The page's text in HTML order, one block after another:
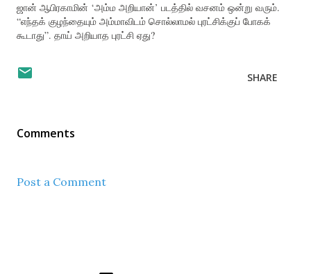
ஜான் ஆபிரகாமின் ‘அம்ம அறியான்’ படத்தில் வசனம் ஒன்று வரும்.
“எந்தக் குழந்தையும் அம்மாவிடம் சொல்லாமல் புரட்சிக்குப் போகக்
கூடாது”. தாய் அறியாத புரட்சி ஏது?
SHARE
Comments
Post a Comment